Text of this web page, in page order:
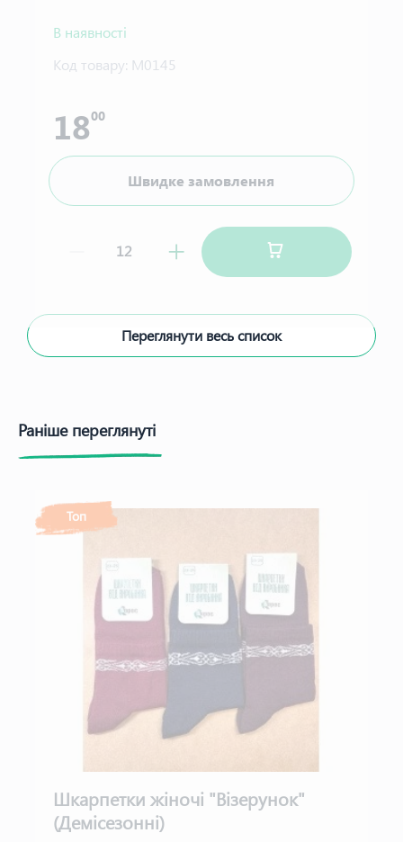
В наявності
Код товару: М0145
1800
Швидке замовлення
Переглянути весь список
Раніше переглянуті
Топ
Шкарпетки жіночі "Візерунок"
(Демісезонні)